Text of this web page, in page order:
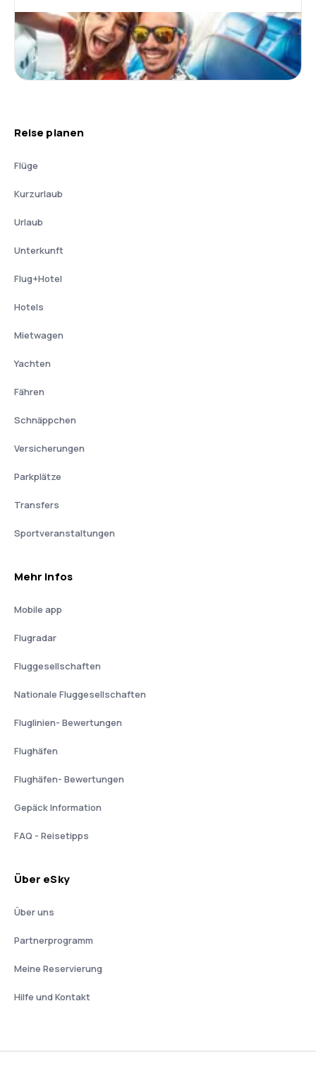
Reise planen
Flüge
Kurzurlaub
Urlaub
Unterkunft
Flug+Hotel
Hotels
Mietwagen
Yachten
Fähren
Schnäppchen
Versicherungen
Parkplätze
Transfers
Sportveranstaltungen
Mehr Infos
Mobile app
Flugradar
Fluggesellschaften
Nationale Fluggesellschaften
Fluglinien- Bewertungen
Flughäfen
Flughäfen- Bewertungen
Gepäck Information
FAQ - Reisetipps
Über eSky
Über uns
Partnerprogramm
Meine Reservierung
Hilfe und Kontakt